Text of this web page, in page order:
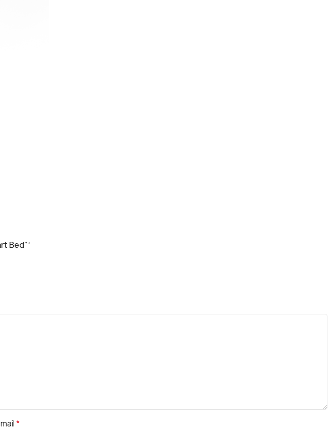
Bed”“
*